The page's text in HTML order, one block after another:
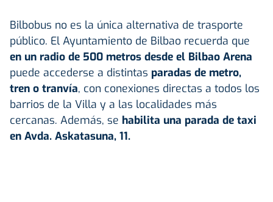
Bilbobus no es la única alternativa de trasporte
público. El Ayuntamiento de Bilbao recuerda que
en un radio de 500 metros desde el Bilbao Arena
puede accederse a distintas paradas de metro,
tren o tranvía, con conexiones directas a todos los
barrios de la Villa y a las localidades más
cercanas. Además, se habilita una parada de taxi
en Avda. Askatasuna, 11.